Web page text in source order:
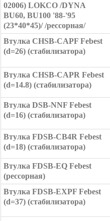
02006) LOKCO /DYNA
BU60, BU100 '88-'95
(23*40*45)/ /рессорная/
Втулка CHSB-CAPF Febest
(d=26) (стабилизатора)
Втулка CHSB-CAPR Febest
(d=14.8) (стабилизатора)
Втулка DSB-NNF Febest
(d=16) (стабилизатора)
Втулка FDSB-CB4R Febest
(d=18) (стабилизатора)
Втулка FDSB-EQ Febest
(рессорная)
Втулка FDSB-EXPF Febest
(d=37) (стабилизатора)